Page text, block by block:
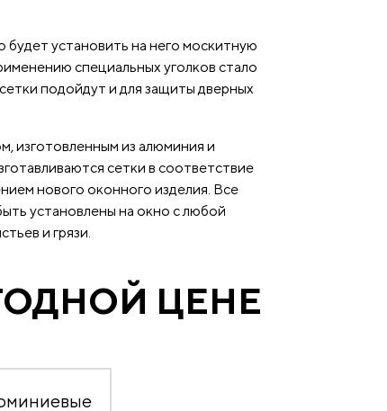
установить на него москитную
специальных уголков стало
подойдут и для защиты дверных
изготовленным из алюминия и
сетки в соответствие
нового оконного изделия. Все
установлены на окно с любой
и грязи.
ЦЕНЕ